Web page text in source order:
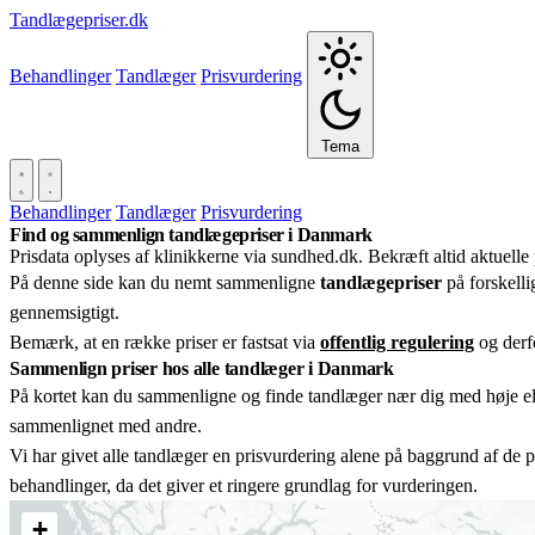
Tandlægepriser.dk
Behandlinger Tandlæger Prisvurdering
Tema
Behandlinger Tandlæger Prisvurdering
Find og sammenlign tandlægepriser i Danmark
Prisdata oplyses af klinikkerne via sundhed.dk. Bekræft altid
På denne side kan du nemt sammenligne tandlægepriser på
gennemsigtigt.
Bemærk, at en række priser er fastsat via offentlig regulering og
Sammenlign priser hos alle tandlæger i Danmark
På kortet kan du sammenligne og finde tandlæger nær dig med høje
sammenlignet med andre.
Vi har givet alle tandlæger en prisvurdering alene på baggrund af de
behandlinger, da det giver et ringere grundlag for vurderingen.